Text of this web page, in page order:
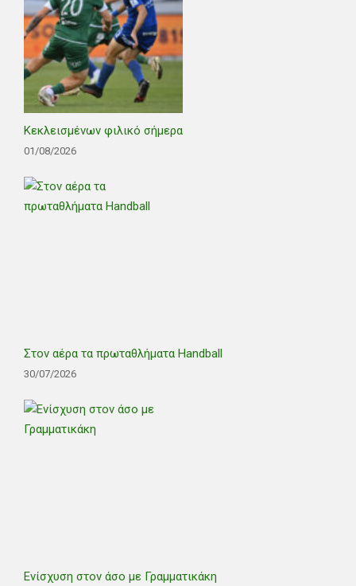
Κεκλεισμένων φιλικό σήμερα
01/08/2026
Στον αέρα τα πρωταθλήματα Handball
30/07/2026
Ενίσχυση στον άσο με Γραμματικάκη